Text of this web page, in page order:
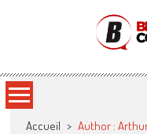
Blog Cobra
Accueil > Author :